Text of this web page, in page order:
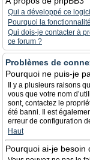
Qui a développé ce
Pourquoi la
Qui dois-je contacter à
ce forum ?
Problèmes de
Pourquoi ne puis-je
Il y a plusieurs raisons
vous que votre nom
sont, contactez le
été banni. Il est
erreur de configuration
Haut
Pourquoi ai-je besoin